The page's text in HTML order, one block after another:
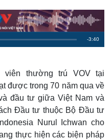
R
m
a
i
-3:40
thường trú VOV tại
được trong 70 năm qua về
đầu tư giữa Việt Nam và
Đầu tư thuộc Bộ Đầu tư
Nurul Ichwan cho
thực hiện các biện pháp